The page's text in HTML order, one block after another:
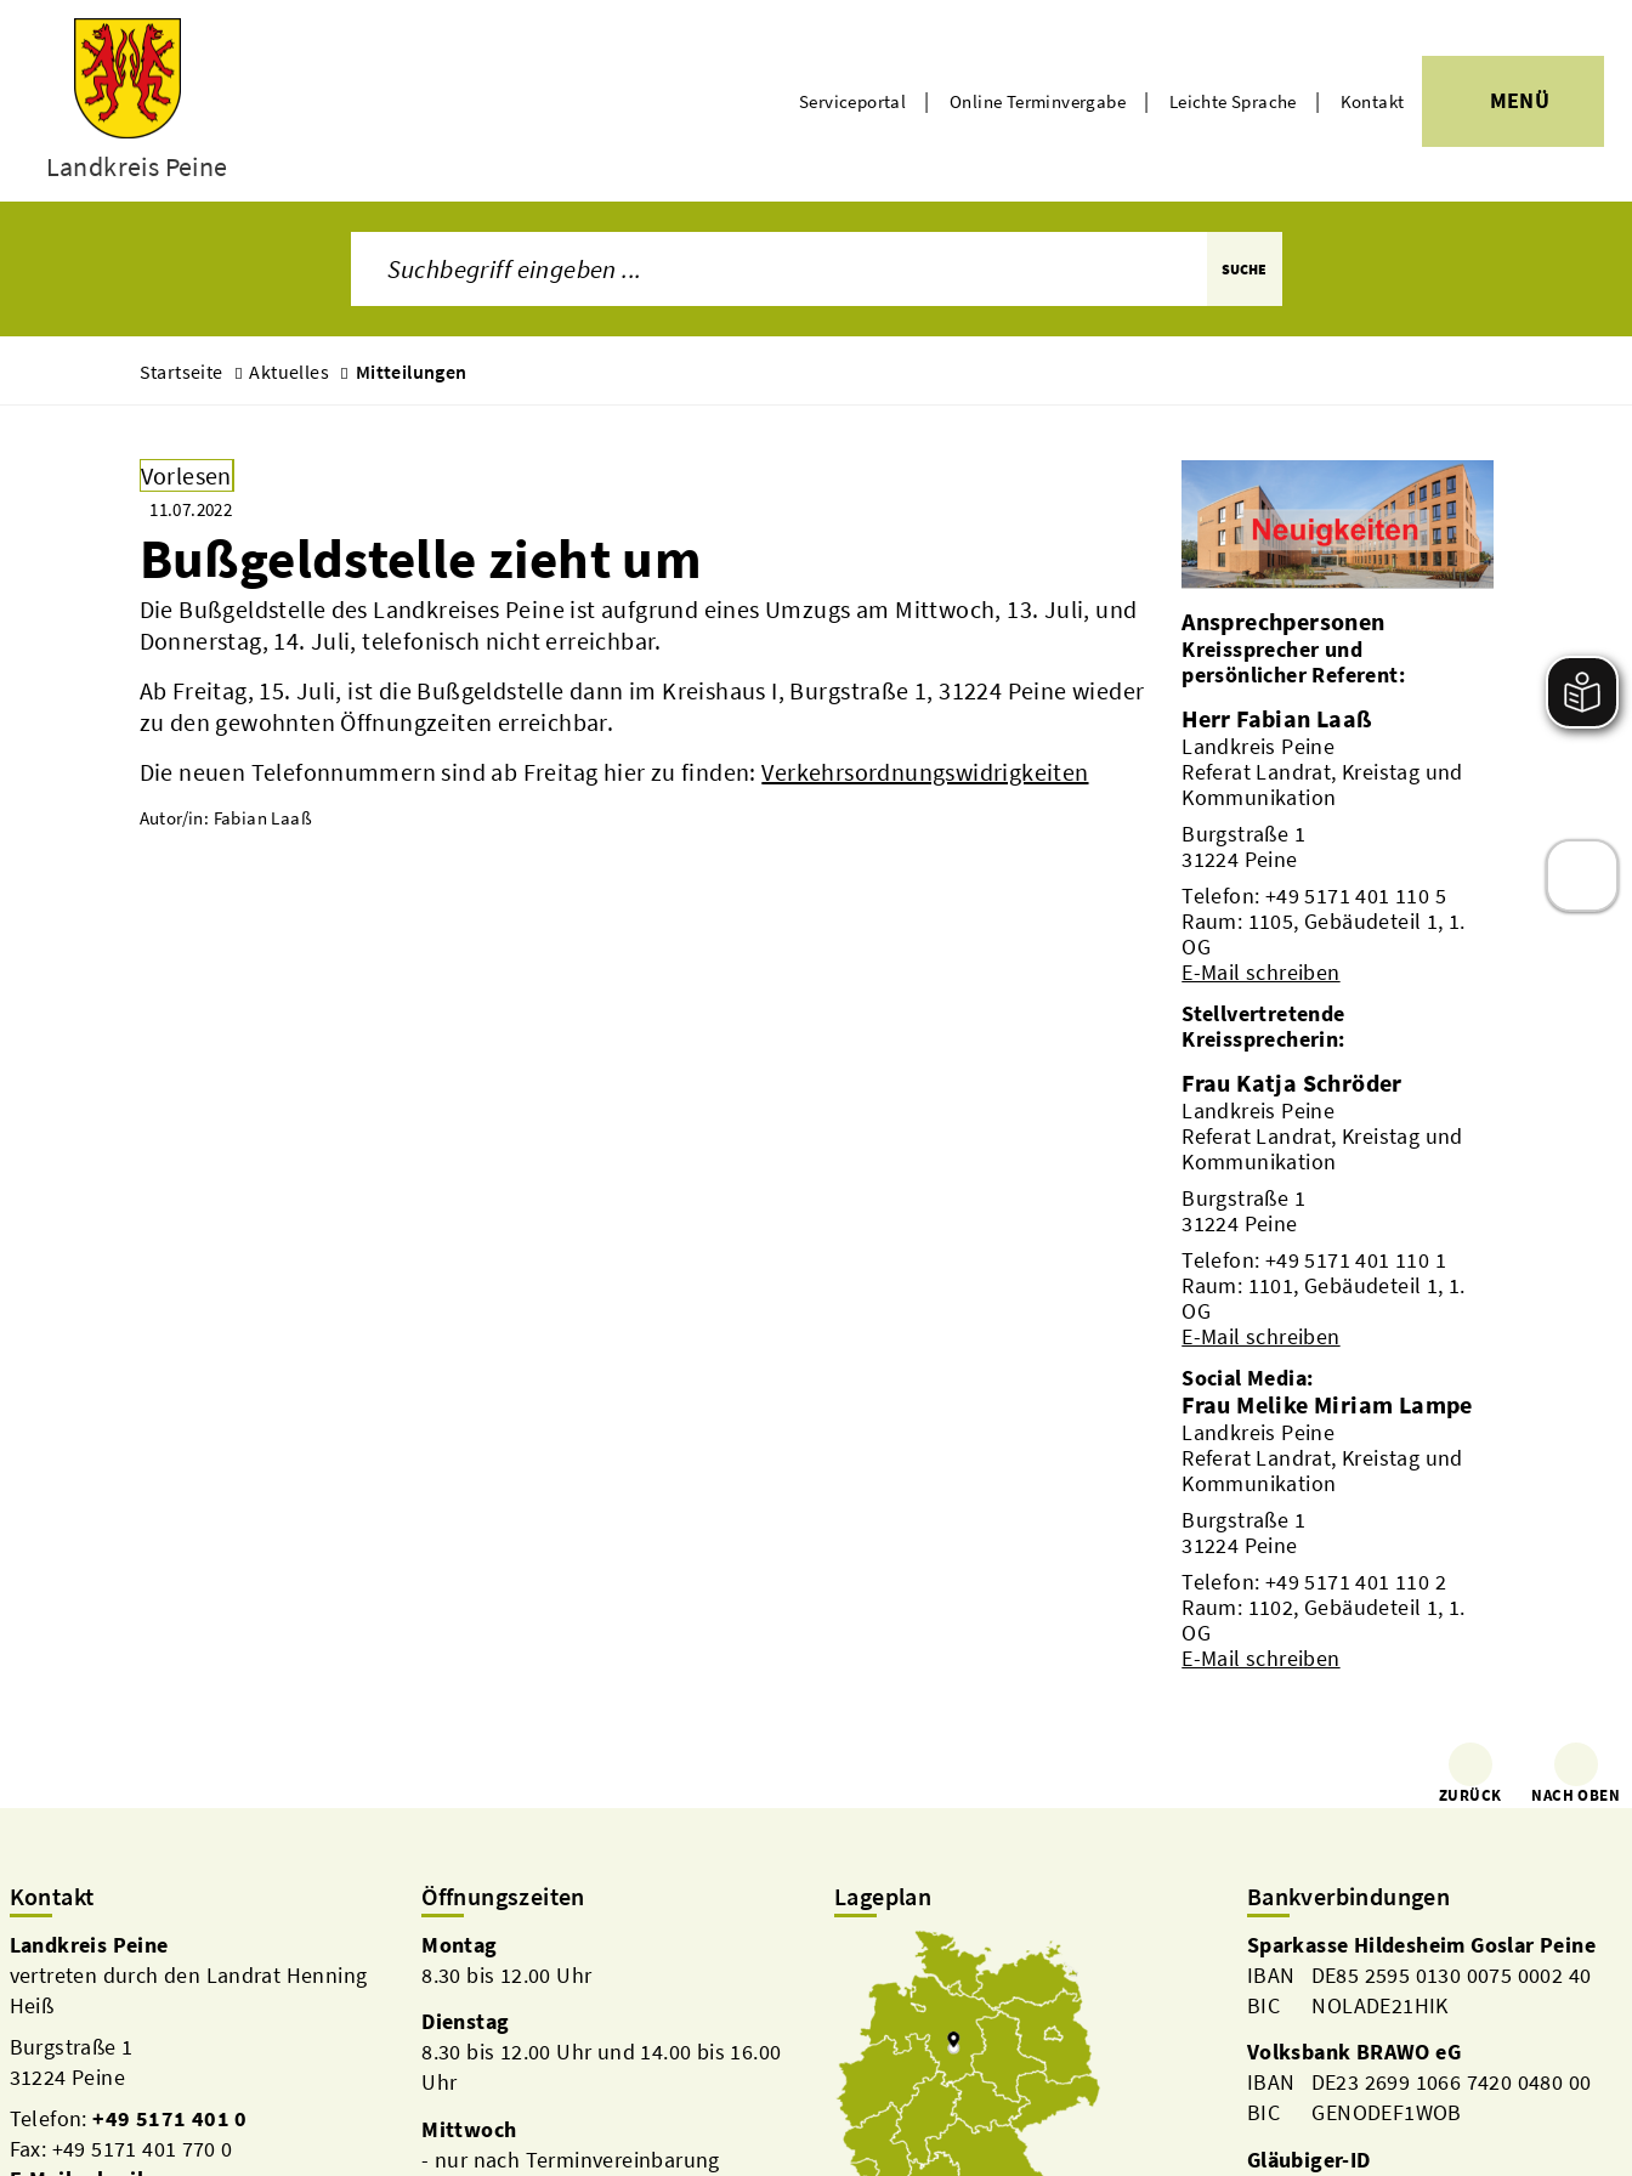
Landkreis Peine
Serviceportal | Online Terminvergabe | Leichte Sprache | Kontakt MENÜ
SUCHE
Startseite Aktuelles Mitteilungen
Vorlesen
11.07.2022
Bußgeldstelle zieht um
Die Bußgeldstelle des Landkreises Peine ist aufgrund eines Umzugs am Mittwoch, 13. Juli, und
Donnerstag, 14. Juli, telefonisch nicht erreichbar.
Ab Freitag, 15. Juli, ist die Bußgeldstelle dann im Kreishaus I, Burgstraße 1, 31224 Peine wieder
zu den gewohnten Öffnungzeiten erreichbar.
Die neuen Telefonnummern sind ab Freitag hier zu finden:Verkehrsordnungswidrigkeiten
Autor/in: Fabian Laaß
Ansprechpersonen
Kreissprecher und
persönlicher Referent:
Herr Fabian Laaß
Landkreis Peine
Referat Landrat, Kreistag und
Kommunikation
Burgstraße 1
31224 Peine
Telefon: +49 5171 401 110 5
Raum: 1105, Gebäudeteil 1, 1.
OG
E-Mail schreiben
Stellvertretende
Kreissprecherin:
Frau Katja Schröder
Landkreis Peine
Referat Landrat, Kreistag und
Kommunikation
Burgstraße 1
31224 Peine
Telefon: +49 5171 401 110 1
Raum: 1101, Gebäudeteil 1, 1.
OG
E-Mail schreiben
Social Media:
Frau Melike Miriam Lampe
Landkreis Peine
Referat Landrat, Kreistag und
Kommunikation
Burgstraße 1
31224 Peine
Telefon: +49 5171 401 110 2
Raum: 1102, Gebäudeteil 1, 1.
OG
E-Mail schreiben
ZURÜCK NACH OBEN
Kontakt
Landkreis Peine
vertreten durch den Landrat Henning
Heiß
Burgstraße 1
31224 Peine
Telefon:+49 5171 401 0
Fax: +49 5171 401 770 0
Öffnungszeiten
Montag
8.30 bis 12.00 Uhr
Dienstag
8.30 bis 12.00 Uhr und 14.00 bis 16.00
Uhr
Mittwoch
- nur nach Terminvereinbarung
Lageplan Bankverbindungen
Sparkasse Hildesheim Goslar Peine
IBAN DE85 2595 0130 0075 0002 40
BIC NOLADE21HIK
Volksbank BRAWO eG
IBAN DE23 2699 1066 7420 0480 00
BIC GENODEF1WOB
Gläubiger-ID